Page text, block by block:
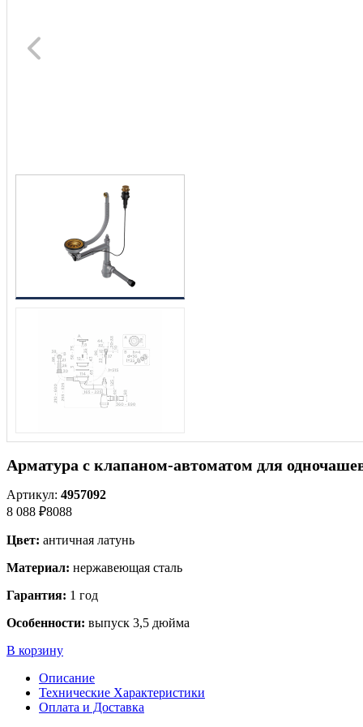
Арматура с клапаном-автоматом для
Артикул: 4957092
8 088 ₽8088
Цвет: античная латунь
Материал: нержавеющая сталь
Гарантия: 1 год
Особенности: выпуск 3,5 дюйма
В корзину
Описание
Технические Характеристики
Оплата и Доставка